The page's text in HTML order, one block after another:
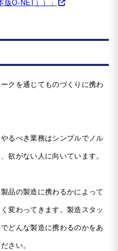
クを通じてものづくりに携わ
るべき業務はシンプルでノル
欲がない人に向いています。
品の製造に携わるかによって
変わってきます。製造スタッ
どんな製造に携わるのかをあ
さい。